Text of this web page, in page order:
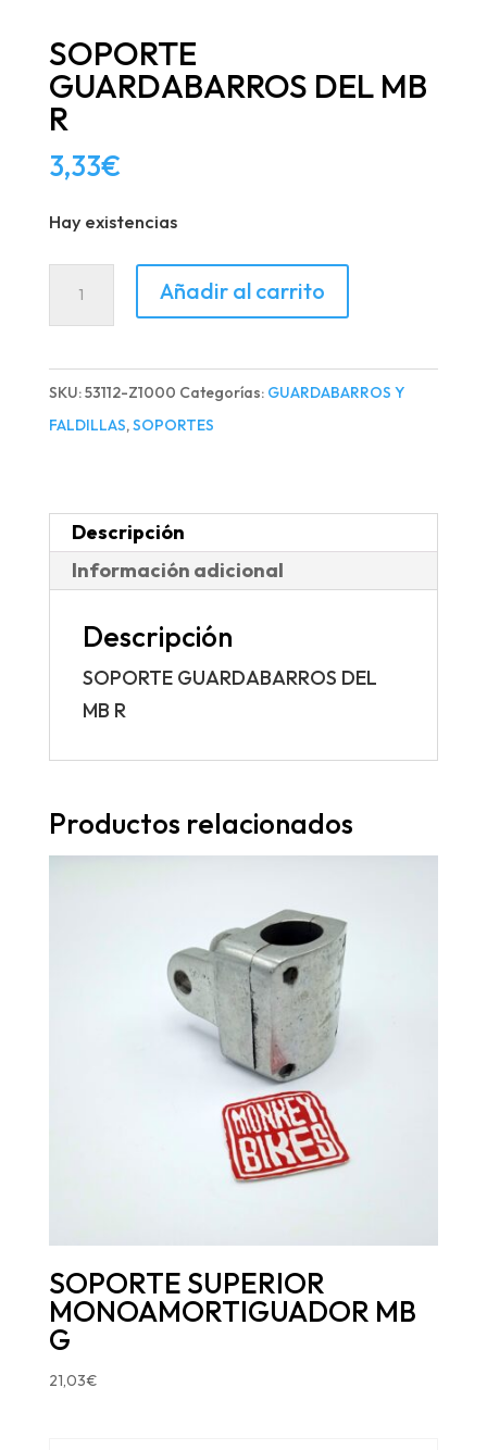
SOPORTE
GUARDABARROS DEL MB
R
3,33€
Hay existencias
GUARDABARROS
MB
Añadir al carrito
SKU:53112-Z1000 Categorías: GUARDABARROS Y
FALDILLAS,SOPORTES
Descripción
Información adicional
Descripción
SOPORTE GUARDABARROS DEL
MB R
Productos relacionados
SOPORTE SUPERIOR
MONOAMORTIGUADOR MB
G
21,03€